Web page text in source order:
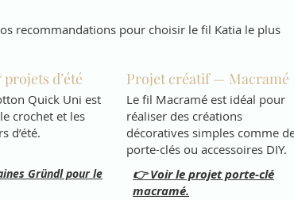
recommandations pour choisir le fil Katia le plus
d’été
Quick Uni est
crochet et les
d’été.
Gründl pour le
Projet créatif — Macramé
Le fil Macramé est idéal pour
réaliser des créations
décoratives simples comme
porte-clés ou accessoires DIY.
👉 Voir le projet porte-clé
macramé.